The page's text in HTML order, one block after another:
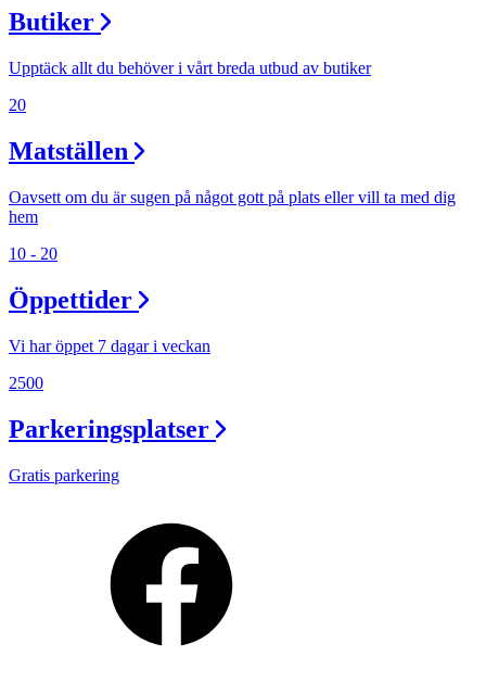
Magasin
Presentkort
Butiker
Upptäck allt du behöver i vårt breda utbud av butiker
20
Matställen
Oavsett om du är sugen på något gott på plats eller vill ta med dig
hem
10 - 20
Öppettider
Vi har öppet 7 dagar i veckan
2500
Parkeringsplatser
Gratis parkering